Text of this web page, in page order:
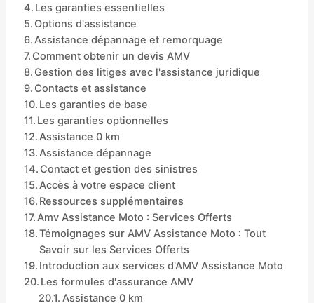
Les garanties essentielles
Options d'assistance
Assistance dépannage et remorquage
Comment obtenir un devis AMV
Gestion des litiges avec l'assistance juridique
Contacts et assistance
Les garanties de base
Les garanties optionnelles
Assistance 0 km
Assistance dépannage
Contact et gestion des sinistres
Accès à votre espace client
Ressources supplémentaires
Amv Assistance Moto : Services Offerts
Témoignages sur AMV Assistance Moto : Tout
Savoir sur les Services Offerts
Introduction aux services d'AMV Assistance Moto
Les formules d'assurance AMV
Assistance 0 km